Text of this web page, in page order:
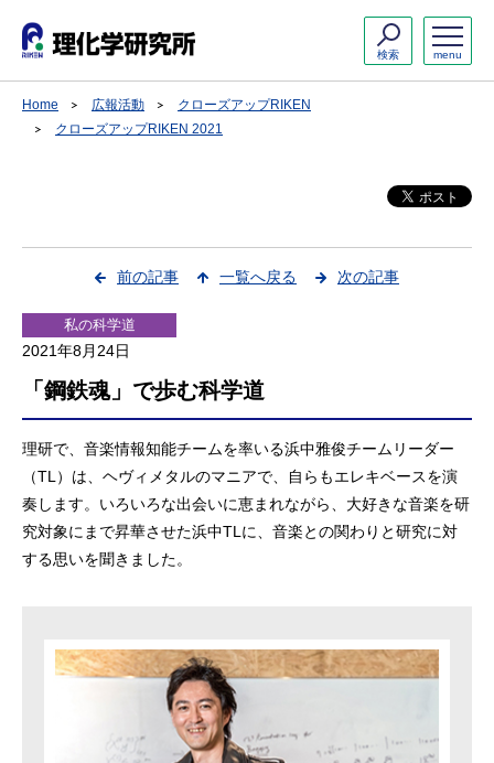
menu
検索
Home 広報活動
クローズアップRIKEN
クローズアップRIKEN 2021
前の記事 一覧へ戻る 次の記事
私の科学道
2021年8月24日
「鋼鉄魂」で歩む科学道
理研で、音楽情報知能チームを率いる浜中雅俊チームリーダー
（TL）は、ヘヴィメタルのマニアで、自らもエレキベースを演
奏します。いろいろな出会いに恵まれながら、大好きな音楽を研
究対象にまで昇華させた浜中TLに、音楽との関わりと研究に対
する思いを聞きました。